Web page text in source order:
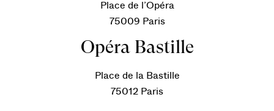
Place de l’Opéra
75009 Paris
Opéra Bastille
Place de la Bastille
75012 Paris